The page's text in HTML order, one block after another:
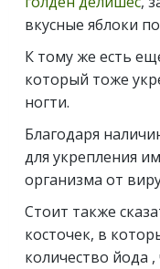
вкусные яблоки
К тому же есть
который тоже
ногти.
Благодаря
для укрепления
организма от
Стоит также
косточек, в
количество йода